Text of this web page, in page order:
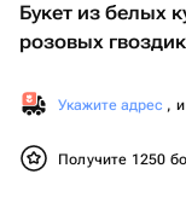
Букет из белых
розовых гвоздик
Укажите адрес ,
Получите 1250